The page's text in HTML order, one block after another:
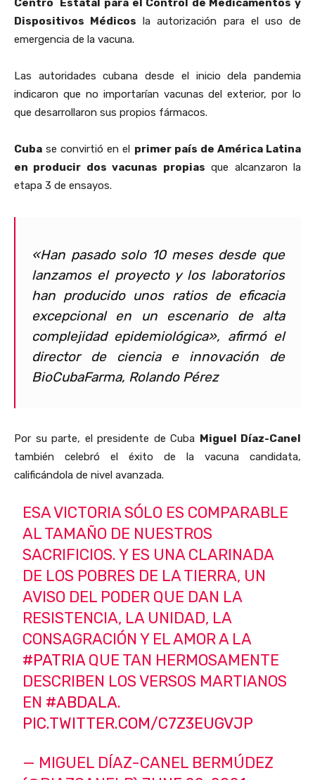
Centro Estatal para el Control de Medicamentos y
Dispositivos Médicos la autorización para el uso de
emergencia de la vacuna.
Las autoridades cubana desde el inicio dela pandemia
indicaron que no importarían vacunas del exterior, por lo
que desarrollaron sus propios fármacos.
Cuba se convirtió en el primer país de América Latina
en producir dos vacunas propias que alcanzaron la
etapa 3 de ensayos.
«Han pasado solo 10 meses desde que
lanzamos el proyecto y los laboratorios
han producido unos ratios de eficacia
excepcional en un escenario de alta
complejidad epidemiológica», afirmó el
director de ciencia e innovación de
BioCubaFarma, Rolando Pérez
Por su parte, el presidente de Cuba Miguel Díaz-Canel
también celebró el éxito de la vacuna candidata,
calificándola de nivel avanzada.
ESA VICTORIA SÓLO ES COMPARABLE
AL TAMAÑO DE NUESTROS
SACRIFICIOS. Y ES UNA CLARINADA
DE LOS POBRES DE LA TIERRA, UN
AVISO DEL PODER QUE DAN LA
RESISTENCIA, LA UNIDAD, LA
CONSAGRACIÓN Y EL AMOR A LA
#PATRIAQUE TAN HERMOSAMENTE
DESCRIBEN LOS VERSOS MARTIANOS
EN #ABDALA.
PIC.TWITTER.COM/C7Z3EUGVJP
— MIGUEL DÍAZ-CANEL BERMÚDEZ